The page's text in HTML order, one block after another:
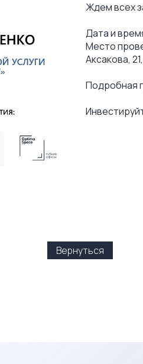
Ждем всех
Дата и
Место
Аксакова,
Подробная
Вернуться